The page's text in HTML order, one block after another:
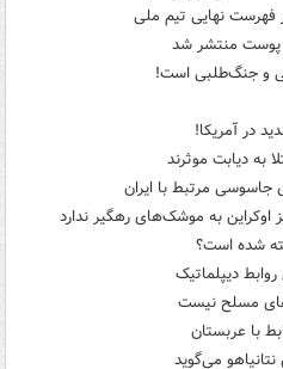
منتشر شد
و جنگ‌طلبی است!
در آمریکا!
به دیابت موثرند
جاسوسی مرتبط با ایران
اوکراین به موشک‌های رهگیر ندارد
شده است؟
دیپلماتیک
مسلح نیست
با عربستان
می‌گوید